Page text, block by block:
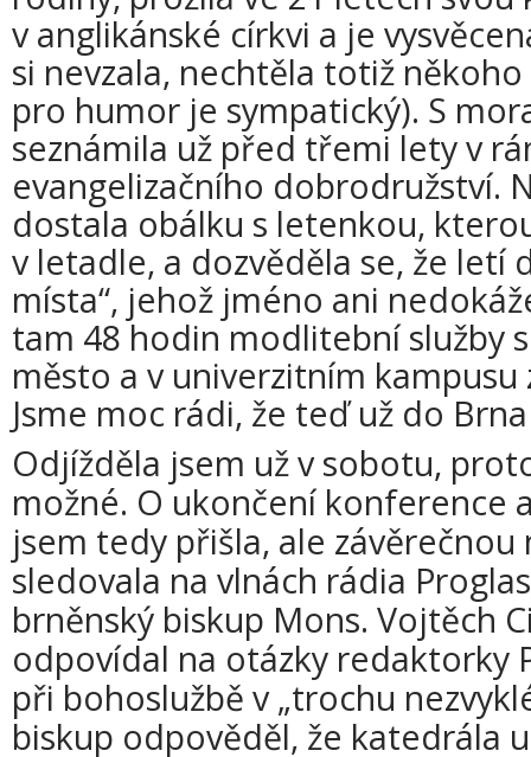
v anglikánské církvi a je
si nevzala, nechtěla totiž
pro humor je sympatický). S
seznámila už před třemi lety v
evangelizačního dobrodružství.
dostala obálku s letenkou,
v letadle, a dozvěděla se, že letí
místa“, jehož jméno ani
tam 48 hodin modlitební služby
město a v univerzitním
Jsme moc rádi, že teď už do
Odjížděla jsem už v sobotu,
možné. O ukončení konference
jsem tedy přišla, ale závěrečnou
sledovala na vlnách rádia
brněnský biskup Mons. Vojtěch
odpovídal na otázky redaktorky
při bohoslužbě v „trochu
biskup odpověděl, že katedrála